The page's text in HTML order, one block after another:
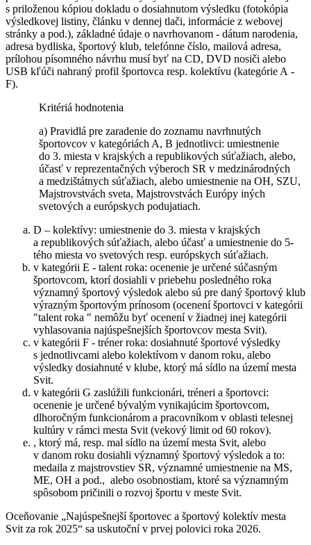
s priloženou kópiou dokladu o dosiahnutom výsledku (fotokópia
výsledkovej listiny, článku v dennej tlači, informácie z webovej
stránky a pod.), základné údaje o navrhovanom - dátum narodenia,
adresa bydliska, športový klub, telefónne číslo, mailová adresa,
prílohou písomného návrhu musí byť na CD, DVD nosiči alebo
USB kľúči nahraný profil športovca resp. kolektívu (kategórie A -
F).
Kritériá hodnotenia
a) Pravidlá pre zaradenie do zoznamu navrhnutých
športovcov v kategóriách A, B jednotlivci: umiestnenie
do 3. miesta v krajských a republikových súťažiach, alebo,
účasť v reprezentačných výberoch SR v medzinárodných
a medzištátnych súťažiach, alebo umiestnenie na OH, SZU,
Majstrovstvách sveta, Majstrovstvách Európy iných
svetových a európskych podujatiach.
D – kolektívy: umiestnenie do 3. miesta v krajských
a republikových súťažiach, alebo účasť a umiestnenie do 5-
tého miesta vo svetových resp. európskych súťažiach.
v kategórii E - talent roka: ocenenie je určené súčasným
športovcom, ktorí dosiahli v priebehu posledného roka
významný športový výsledok alebo sú pre daný športový klub
výrazným športovým prínosom (ocenení športovci v kategórii
"talent roka " nemôžu byť ocenení v žiadnej inej kategórii
vyhlasovania najúspešnejších športovcov mesta Svit).
v kategórii F - tréner roka: dosiahnuté športové výsledky
s jednotlivcami alebo kolektívom v danom roku, alebo
výsledky dosiahnuté v klube, ktorý má sídlo na území mesta
Svit.
v kategórii G zaslúžili funkcionári, tréneri a športovci:
ocenenie je určené bývalým vynikajúcim športovcom,
dlhoročným funkcionárom a pracovníkom v oblasti telesnej
kultúry v rámci mesta Svit (vekový limit od 60 rokov).
, ktorý má, resp. mal sídlo na území mesta Svit, alebo
v danom roku dosiahli významný športový výsledok a to:
medaila z majstrovstiev SR, významné umiestnenie na MS,
ME, OH a pod., alebo osobnostiam, ktoré sa významným
spôsobom pričinili o rozvoj športu v meste Svit.
Oceňovanie „Najúspešnejší športovec a športový kolektív mesta
Svit za rok 2025“ sa uskutoční v prvej polovici roka 2026.